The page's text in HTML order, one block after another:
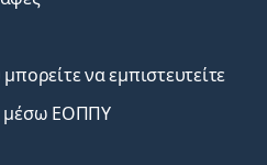
να εμπιστευτείτε
μέσω ΕΟΠΠΥ